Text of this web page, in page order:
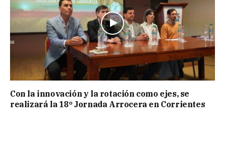
Con la innovación y la rotación como ejes, se
realizará la 18º Jornada Arrocera en Corrientes